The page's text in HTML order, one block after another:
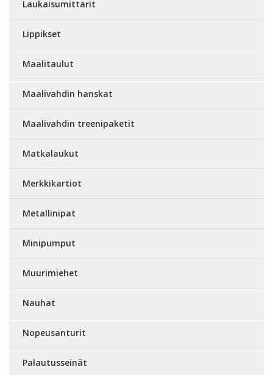
Laukaisumittarit
Lippikset
Maalitaulut
Maalivahdin hanskat
Maalivahdin treenipaketit
Matkalaukut
Merkkikartiot
Metallinipat
Minipumput
Muurimiehet
Nauhat
Nopeusanturit
Palautusseinät